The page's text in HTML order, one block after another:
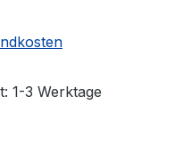
1-3 Werktage